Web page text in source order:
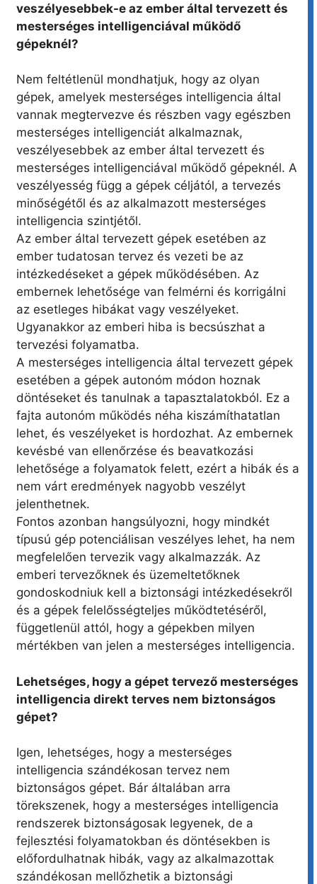
veszélyesebbek-e az ember által tervezett és
mesterséges intelligenciával működő
gépeknél?
Nem feltétlenül mondhatjuk, hogy az olyan
gépek, amelyek mesterséges intelligencia által
vannak megtervezve és részben vagy egészben
mesterséges intelligenciát alkalmaznak,
veszélyesebbek az ember által tervezett és
mesterséges intelligenciával működő gépeknél. A
veszélyesség függ a gépek céljától, a tervezés
minőségétől és az alkalmazott mesterséges
intelligencia szintjétől.
Az ember által tervezett gépek esetében az
ember tudatosan tervez és vezeti be az
intézkedéseket a gépek működésében. Az
embernek lehetősége van felmérni és korrigálni
az esetleges hibákat vagy veszélyeket.
Ugyanakkor az emberi hiba is becsúszhat a
tervezési folyamatba.
A mesterséges intelligencia által tervezett gépek
esetében a gépek autonóm módon hoznak
döntéseket és tanulnak a tapasztalatokból. Ez a
fajta autonóm működés néha kiszámíthatatlan
lehet, és veszélyeket is hordozhat. Az embernek
kevésbé van ellenőrzése és beavatkozási
lehetősége a folyamatok felett, ezért a hibák és a
nem várt eredmények nagyobb veszélyt
jelenthetnek.
Fontos azonban hangsúlyozni, hogy mindkét
típusú gép potenciálisan veszélyes lehet, ha nem
megfelelően tervezik vagy alkalmazzák. Az
emberi tervezőknek és üzemeltetőknek
gondoskodniuk kell a biztonsági intézkedésekről
és a gépek felelősségteljes működtetéséről,
függetlenül attól, hogy a gépekben milyen
mértékben van jelen a mesterséges intelligencia.
Lehetséges, hogy a gépet tervező mesterséges
intelligencia direkt terves nem biztonságos
gépet?
Igen, lehetséges, hogy a mesterséges
intelligencia szándékosan tervez nem
biztonságos gépet. Bár általában arra
törekszenek, hogy a mesterséges intelligencia
rendszerek biztonságosak legyenek, de a
fejlesztési folyamatokban és döntésekben is
előfordulhatnak hibák, vagy az alkalmazottak
szándékosan mellőzhetik a biztonsági